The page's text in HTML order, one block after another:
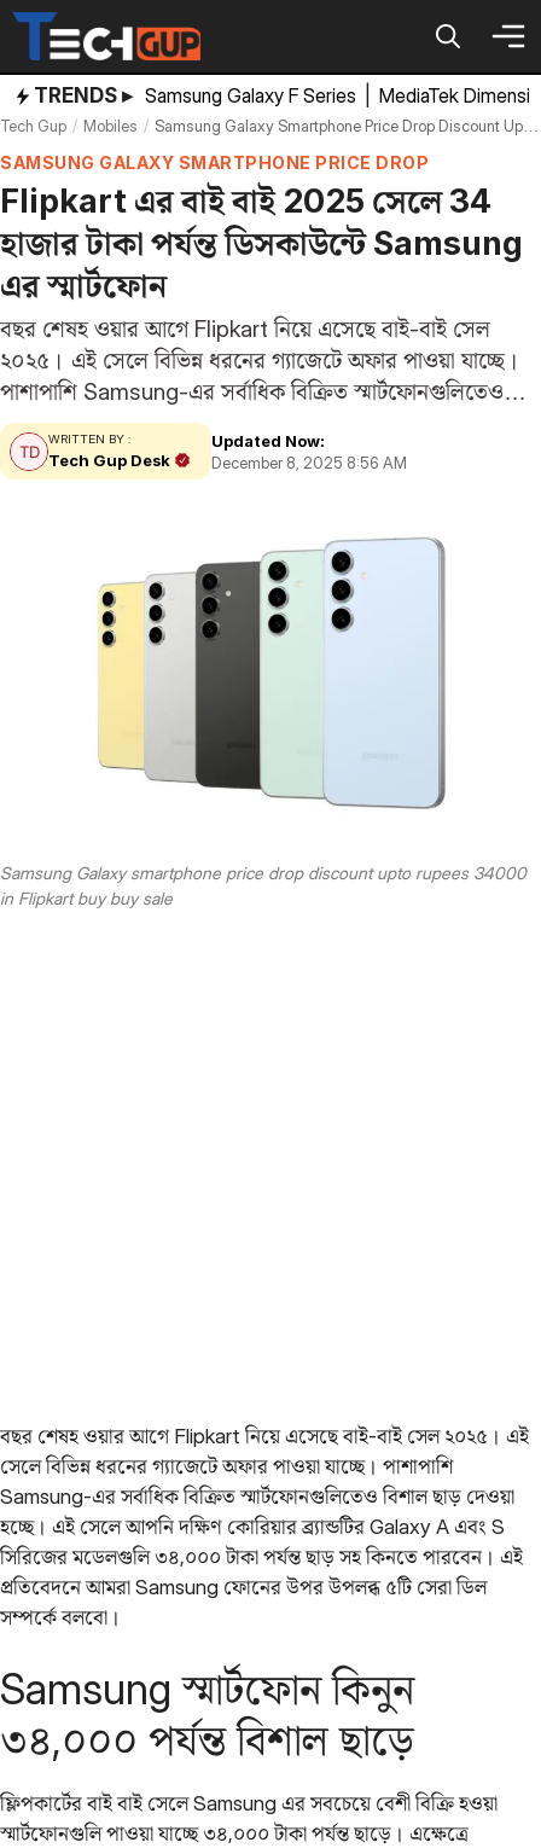
Skip
content
TRENDS ▸ Samsung Galaxy F Series MediaTek
Tech Gup Mobiles Samsung Galaxy Smartphone Price Drop Discount Upto Rupees 34000 In Flipkart Buy Buy Sale
SAMSUNG GALAXY SMARTPHONE PRICE DROP
Flipkart এর বাই বাই 2025 সেলে 34
হাজার টাকা পর্যন্ত ডিসকাউন্টে Samsung
এর স্মার্টফোন
বছর শেষহ ওয়ার আগে Flipkart নিয়ে এসেছে বাই-বাই সেল
২০২৫। এই সেলে বিভিন্ন ধরনের গ্যাজেটে অফার পাওয়া যাচ্ছে।
পাশাপাশি Samsung-এর সর্বাধিক বিক্রিত স্মার্টফোনগুলিতেও
বিশাল ছাড় দেওয়া হচ্ছে। এই সেলে আপনি দক্ষিণ কোরিয়ার
ব্র্যান্ডটির Galaxy A এবং S সিরিজের মডেলগুলি ৩৪,০০০…
WRITTEN BY :
Tech Gup Desk
Updated Now:
December 8, 2025 8:56 AM
Samsung Galaxy smartphone price drop discount upto rupees 34000
in Flipkart buy buy sale
বছর শেষহ ওয়ার আগে Flipkart নিয়ে এসেছে বাই-বাই সেল ২০২৫। এই
সেলে বিভিন্ন ধরনের গ্যাজেটে অফার পাওয়া যাচ্ছে। পাশাপাশি
Samsung-এর সর্বাধিক বিক্রিত স্মার্টফোনগুলিতেও বিশাল ছাড় দেওয়া
হচ্ছে। এই সেলে আপনি দক্ষিণ কোরিয়ার ব্র্যান্ডটির Galaxy A এবং S
সিরিজের মডেলগুলি ৩৪,০০০ টাকা পর্যন্ত ছাড় সহ কিনতে পারবেন। এই
প্রতিবেদনে আমরা Samsung ফোনের উপর উপলব্ধ ৫টি সেরা ডিল
সম্পর্কে বলবো।
Samsung স্মার্টফোন কিনুন
৩৪,০০০ পর্যন্ত বিশাল ছাড়ে
ফ্লিপকার্টের বাই বাই সেলে Samsung এর সবচেয়ে বেশী বিক্রি হওয়া
স্মার্টফোনগুলি পাওয়া যাচ্ছে ৩৪,০০০ টাকা পর্যন্ত ছাড়ে। এক্ষেত্রে